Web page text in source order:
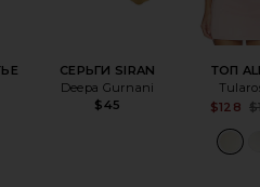
СЕРЬГИ SIRAN
Deepa Gurnani
$45
ТОП
$128